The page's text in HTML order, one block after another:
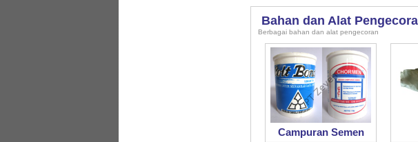
Bahan dan Alat
Berbagai bahan dan alat pengecoran
Campuran Semen